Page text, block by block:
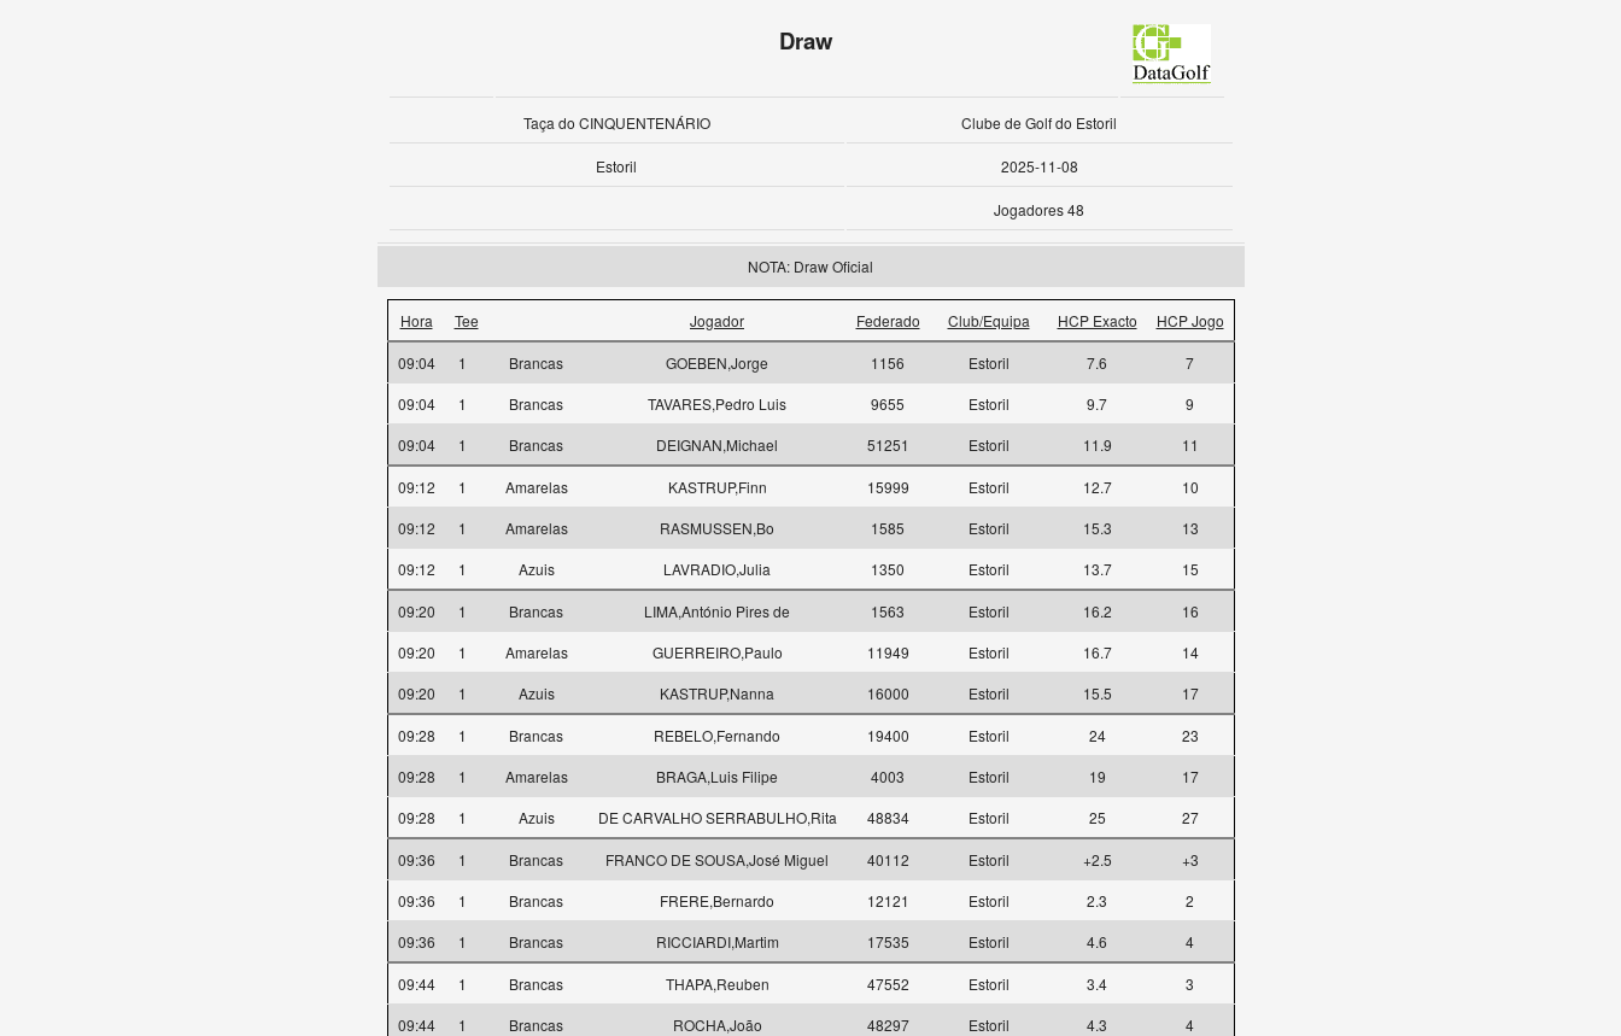
Draw
Taça do CINQUENTENÁRIO Clube de Golf do Estoril
Estoril 2025-11-08
Jogadores 48
NOTA: Draw Oficial
Hora Tee Jogador Federado Club/Equipa HCP Exacto HCP Jogo
09:04 1 Brancas GOEBEN,Jorge 1156 Estoril 7.6
7
09:04
1 Brancas TAVARES,Pedro Luis 9655 Estoril 9.7
9
09:04
1 Brancas DEIGNAN,Michael 51251 Estoril 11.9 11
09:12 1 Amarelas KASTRUP,Finn 15999 Estoril 12.7
10
09:12
1 Amarelas RASMUSSEN,Bo 1585 Estoril 15.3
13
09:12
1 Azuis LAVRADIO,Julia 1350 Estoril 13.7 15
09:20 1 Brancas LIMA,António Pires de 1563 Estoril 16.2
16
09:20
1 Amarelas GUERREIRO,Paulo 11949 Estoril 16.7
14
09:20
1 Azuis KASTRUP,Nanna 16000 Estoril 15.5 17
09:28 1 Brancas REBELO,Fernando 19400 Estoril 24
23
09:28
1 Amarelas BRAGA,Luis Filipe 4003 Estoril 19
17
09:28
1 Azuis DE CARVALHO SERRABULHO,Rita 48834 Estoril 25 27
09:36 1 Brancas FRANCO DE SOUSA,José Miguel 40112 Estoril +2.5
+3
09:36
1 Brancas FRERE,Bernardo 12121 Estoril 2.3
2
09:36
1 Brancas RICCIARDI,Martim 17535 Estoril 4.6 4
09:44 1 Brancas THAPA,Reuben 47552 Estoril 3.4
3
09:44
1 Brancas ROCHA,João 48297 Estoril 4.3
4